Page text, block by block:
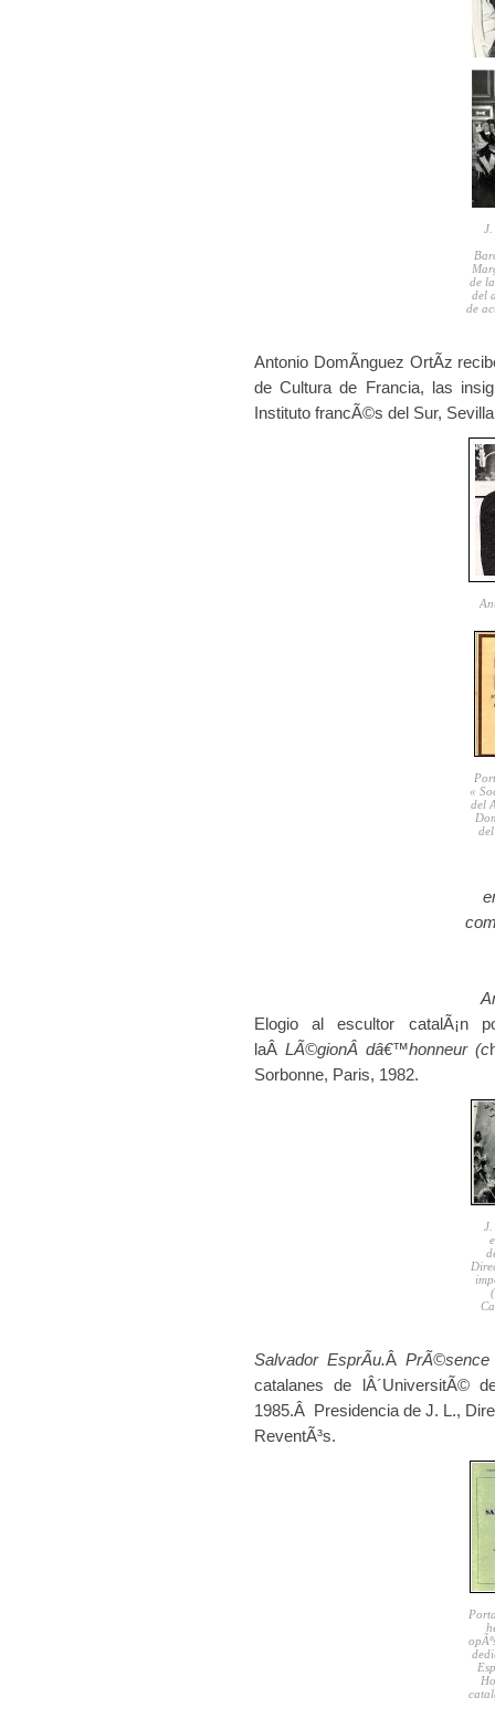
J.
de
del
de
Antonio DomÃ­nguez OrtÃ­z
de Cultura de Francia, las
Instituto francÃ©s del Sur,
«
del
Elogio al escultor catalÃ¡n
laÂ LÃ©gionÂ dâ€™honneur (c
Sorbonne, Paris, 1982.
J.
Salvador EsprÃ­u.Â PrÃ©sence
catalanes de lÂ´UniversitÃ©
1985.Â Presidencia de J. L.,
ReventÃ³s.